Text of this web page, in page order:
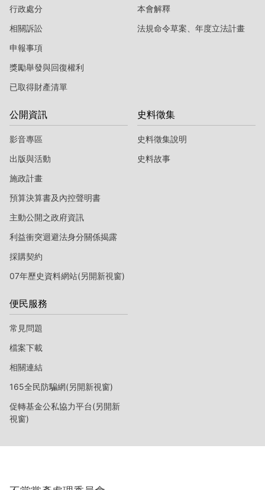
行政處分
相關訴訟
申報事項
獎勵舉發與回復權利
已取得財產清單
本會解釋
法規命令草案、年度立法計畫
公開資訊
影音專區
出版與活動
施政計畫
預算決算書及內控聲明書
主動公開之政府資訊
利益衝突迴避法身分關係揭露
採購契約
07年歷史資料網站(另開新視窗)
史料徵集
史料徵集說明
史料故事
便民服務
常見問題
檔案下載
相關連結
165全民防騙網(另開新視窗)
促轉基金公私協力平台(另開新
視窗)